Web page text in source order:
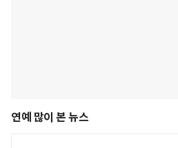
연예 많이 본 뉴스